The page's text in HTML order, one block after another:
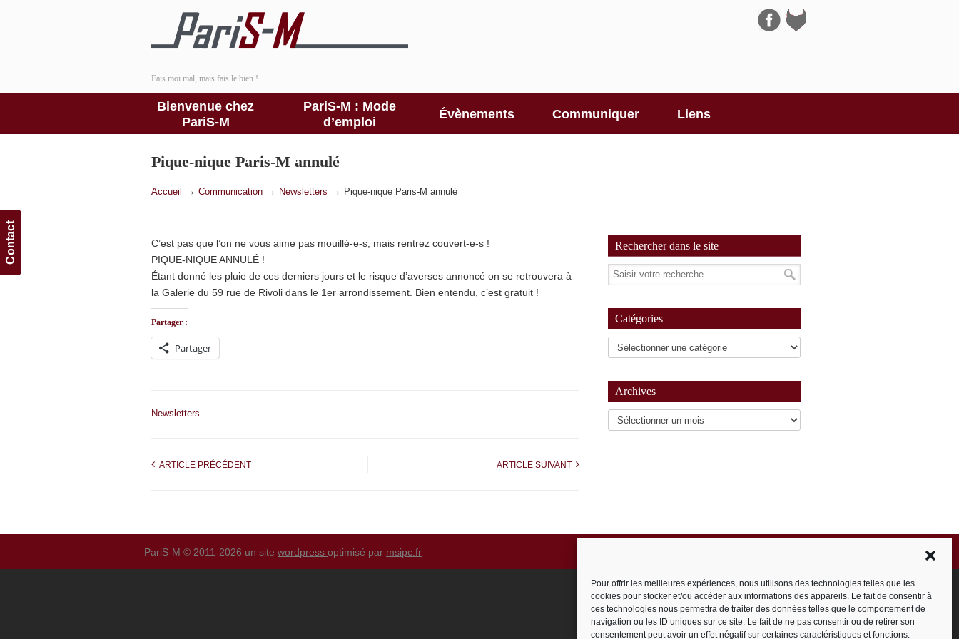
Pour offrir les meilleures expériences, nous utilisons des technologies telles que les
cookies pour stocker et/ou accéder aux informations des appareils. Le fait de consentir à
ces technologies nous permettra de traiter des données telles que le comportement de
navigation ou les ID uniques sur ce site. Le fait de ne pas consentir ou de retirer son
consentement peut avoir un effet négatif sur certaines caractéristiques et fonctions.
Contact
Fais moi mal, mais fais le bien !
Bienvenue chez
PariS-M
PariS-M : Mode
d’emploi
Évènements Communiquer Liens
Navigation
Pique-nique Paris-M annulé
Accueil → Communication → Newsletters → Pique-nique Paris-M annulé
C’est pas que l’on ne vous aime pas mouillé-e-s, mais rentrez couvert-e-s !
PIQUE-NIQUE ANNULÉ !
Étant donné les pluie de ces derniers jours et le risque d’averses annoncé on se retrouvera à
la Galerie du 59 rue de Rivoli dans le 1er arrondissement. Bien entendu, c’est gratuit !
Partager :
Partager
Newsletters
ARTICLE PRÉCÉDENT ARTICLE SUIVANT
Rechercher dans le site
Catégories
Archives
Archives
PariS-M © 2011-2026 un site wordpress optimisé par msipc.fr